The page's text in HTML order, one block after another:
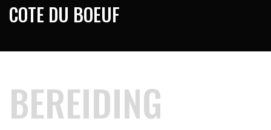
COTE DU BOEUF
BEREIDING